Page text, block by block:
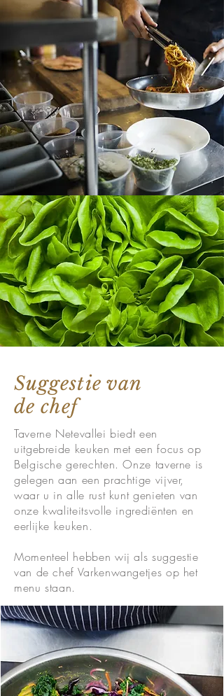
Nieuws
Suggestie van
de chef
Taverne Netevallei biedt een
uitgebreide keuken met een focus op
Belgische gerechten. Onze taverne is
gelegen aan een prachtige vijver,
waar u in alle rust kunt genieten van
onze kwaliteitsvolle ingrediënten en
eerlijke keuken.
Momenteel hebben wij als suggestie
van de chef Varkenwangetjes op het
menu staan.
Lees meer >